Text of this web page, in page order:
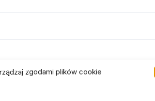
zgodami plików cookie